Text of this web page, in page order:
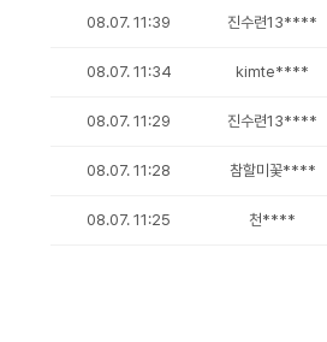
08.07. 11:39 진수련13****
08.07. 11:34 kimte****
08.07. 11:29 진수련13****
08.07. 11:28 참할미꽃****
08.07. 11:25 천****